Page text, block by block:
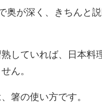
奥が深く、きちんと
していれば、日本料
ん。
箸の使い方です。